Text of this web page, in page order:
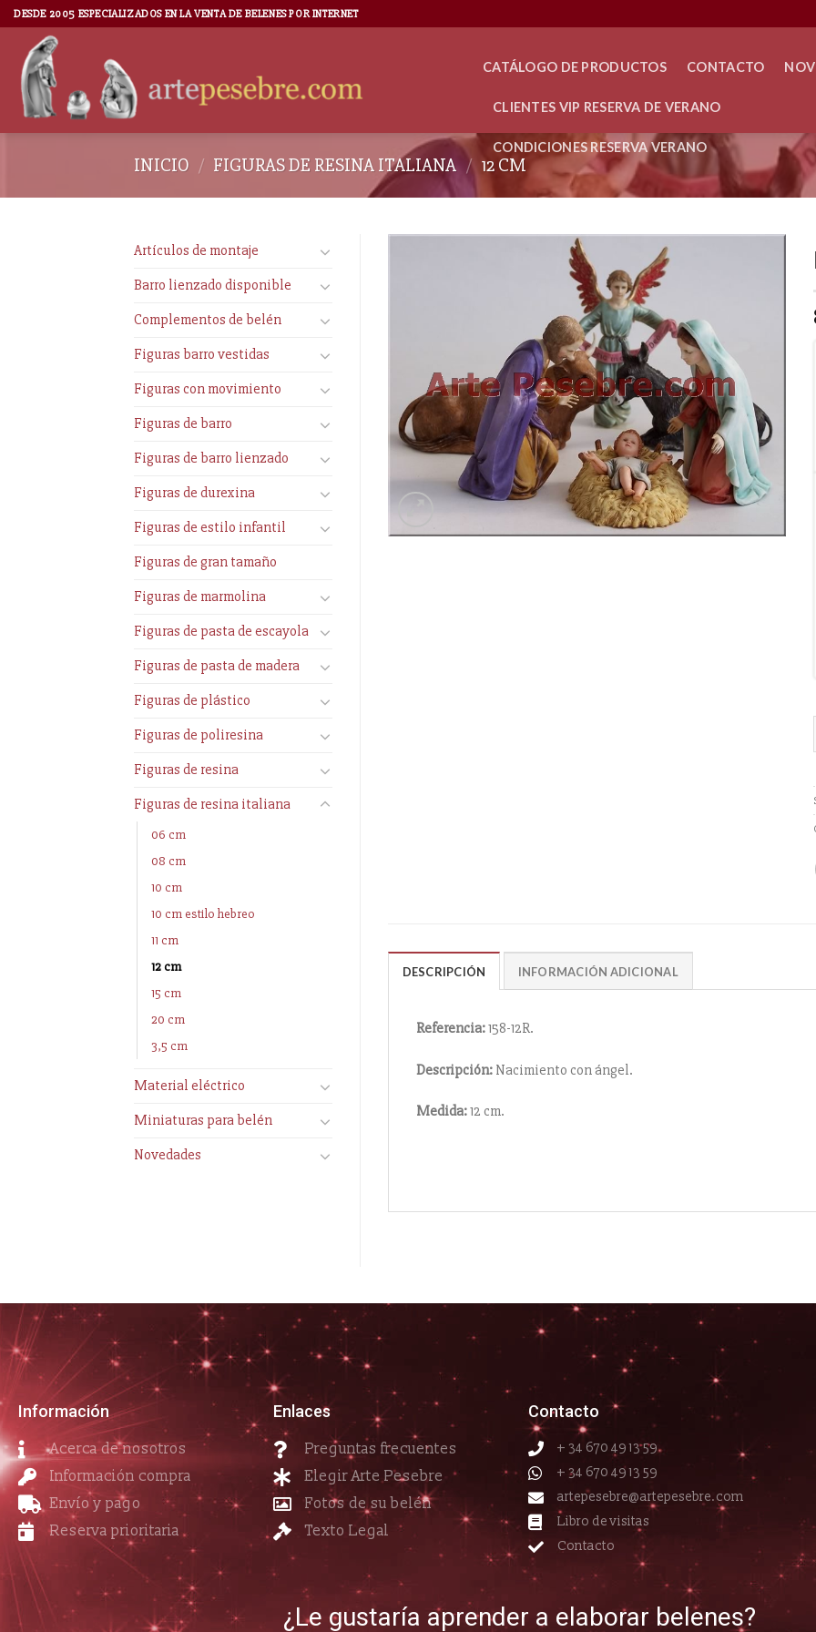
DESDE 2005 ESPECIALIZADOS EN LA VENTA DE BELENES POR INTERNET
CATÁLOGO DE PRODUCTOS CONTACTO
CLIENTES VIP RESERVA DE VERANO
CONDICIONES RESERVA VERANO
INICIO / FIGURAS DE RESINA ITALIANA / 12 CM
Artículos de montaje
Barro lienzado disponible
Complementos de belén
Figuras barro vestidas
Figuras con movimiento
Figuras de barro
Figuras de barro lienzado
Figuras de durexina
Figuras de estilo infantil
Figuras de gran tamaño
Figuras de marmolina
Figuras de pasta de escayola
Figuras de pasta de madera
Figuras de plástico
Figuras de poliresina
Figuras de resina
Figuras de resina italiana
06 cm
08 cm
10 cm
10 cm estilo hebreo
11 cm
12 cm
15 cm
20 cm
3,5 cm
Material eléctrico
Miniaturas para belén
Novedades
DESCRIPCIÓN INFORMACIÓN ADICIONAL
Referencia:158-12R.
Descripción:Nacimiento con ángel.
Medida:12 cm.
Información
Acerca de nosotros
Información compra
Envío y pago
Reserva prioritaria
Enlaces
Preguntas frecuentes
Elegir Arte Pesebre
Fotos de su belén
Texto Legal
Contacto
+ 34 670 49 13 59
+ 34 670 49 13 59
artepesebre@artepesebre.com
Libro de visitas
Contacto
¿Le gustaría aprender a elaborar belenes?